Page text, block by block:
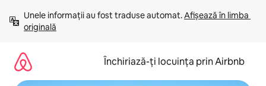
mergi
conținut
Unele informații au fost traduse automat. Afișează în limba
originală
Închiriază-ți locuința prin Airbnb